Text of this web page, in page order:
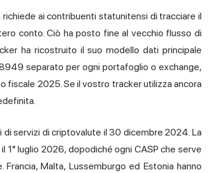
ai contribuenti statunitensi di tracciare il
conto. Ciò ha posto fine al vecchio flusso di
ha ricostruito il suo modello dati principale
separato per ogni portafoglio o exchange,
fiscale 2025. Se il vostro tracker utilizza ancora
di servizi di criptovalute il 30 dicembre 2024. La
1° luglio 2026, dopodiché ogni CASP che serve
Malta, Lussemburgo ed Estonia hanno